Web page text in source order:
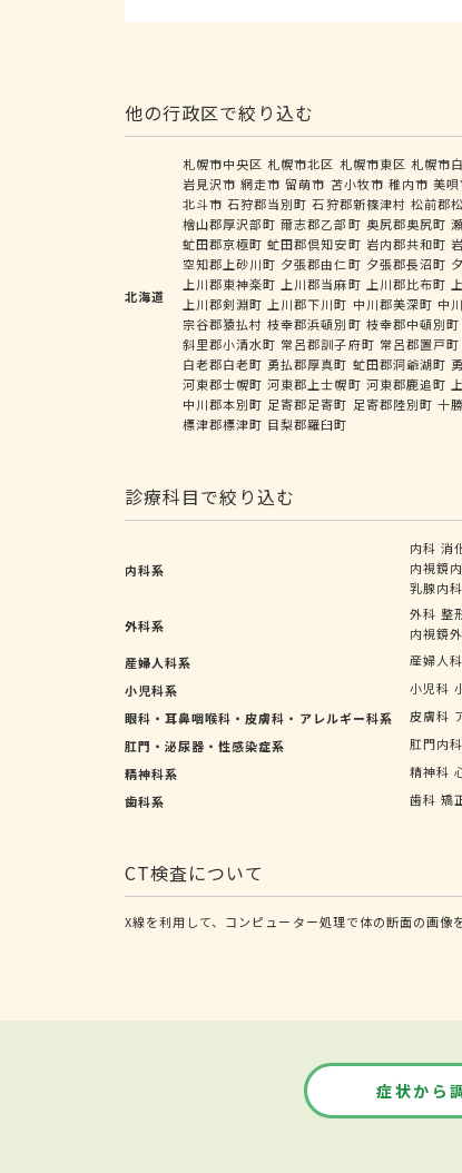
他の行政区で絞り込む
北海道
札幌市中央区 札幌市北区 札幌市東区 札幌市
岩見沢市 網走市 留萌市 苫小牧市 稚内市 美唄
北斗市 石狩郡当別町 石狩郡新篠津村 松前郡
檜山郡厚沢部町 爾志郡乙部町 奥尻郡奥尻町
虻田郡京極町 虻田郡倶知安町 岩内郡共和町
空知郡上砂川町 夕張郡由仁町 夕張郡長沼町
上川郡東神楽町 上川郡当麻町 上川郡比布町
上川郡剣淵町 上川郡下川町 中川郡美深町 中
宗谷郡猿払村 枝幸郡浜頓別町 枝幸郡中頓別町
斜里郡小清水町 常呂郡訓子府町 常呂郡置戸町
白老郡白老町 勇払郡厚真町 虻田郡洞爺湖町
河東郡士幌町 河東郡上士幌町 河東郡鹿追町
中川郡本別町 足寄郡足寄町 足寄郡陸別町 十
標津郡標津町 目梨郡羅臼町
診療科目で絞り込む
内科系
内科 消
内視鏡
乳腺内科
外科系
外科 整
内視鏡
産婦人科系
産婦人科
小児科系
小児科
眼科・耳鼻咽喉科・皮膚科・アレルギー科系
皮膚科
肛門・泌尿器・性感染症系
肛門内科
精神科系
精神科
歯科系
歯科 矯
CT検査について
X線を利用して、コンピューター処理で体の断面の画
症状から